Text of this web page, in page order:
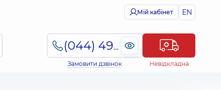
Мій кабінет EN
(044) 495-2-888
Замовити дзвінок Невідкладна